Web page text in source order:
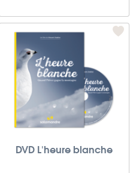
DVD L'heure blanche